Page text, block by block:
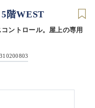
階WEST
ントロール。屋上の専用